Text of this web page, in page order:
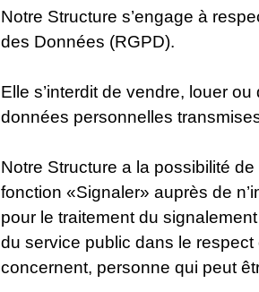
Notre Structure s’engage à
des Données (RGPD).
Elle s’interdit de vendre, louer
données personnelles
Notre Structure a la possibilité
fonction «Signaler» auprès de
pour le traitement du
du service public dans le
concernent, personne qui peut